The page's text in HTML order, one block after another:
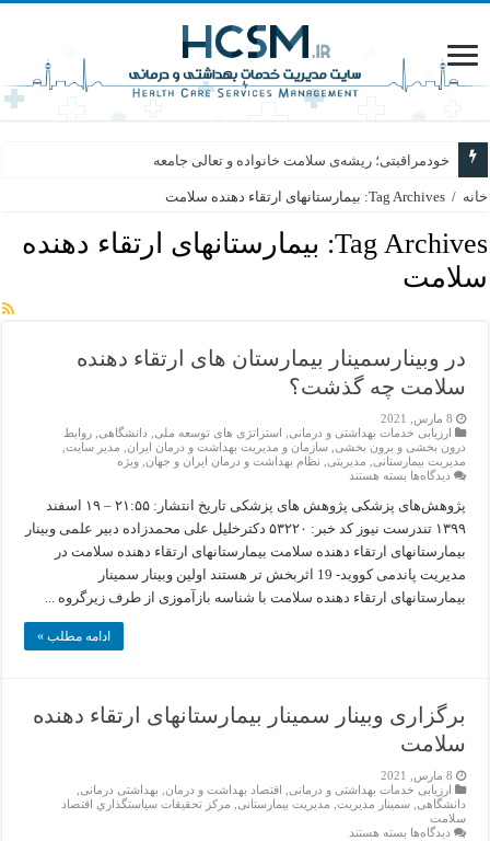
خودمراقبتی؛ ریشه‌ی سلامت خانواده و تعالی جامعه
خانه / Tag Archives: بیمارستانهای ارتقاء دهنده سلامت
Tag Archives: بیمارستانهای ارتقاء دهنده
سلامت
در وبینارسمینار بیمارستان های ارتقاء دهنده
سلامت چه گذشت؟
8 مارس, 2021
ارزیابی خدمات بهداشتی و درمانی
استراتژی های توسعه ملی دانشگاهی ,روابط
درون بخشی و برون بخشی ,سازمان و مدیریت بهداشت و درمان ایران مدیر سایت
مدیریت بیمارستانی
مدیریتی نظام بهداشت و درمان ایران و جهان ,ویژه
دیدگاه‌ها برای
وبینارسمینار
بیمارستان
های
ارتقاء
دهنده
سلامت
گذشت؟
بسته هستند
پژوهش‌های پزشکی پژوهش های پزشکی تاریخ انتشار: ۲۱:۵۵ – ۱۹ اسفند
۱۳۹۹ تندرست نیوز کد خبر: ۵۳۲۲۰ دکترخلیل علی محمدزاده دبیر علمی وبینار
بیمارستانهای ارتقاء دهنده سلامت بیمارستانهای ارتقاء دهنده سلامت در
مدیریت پاندمی کووید- 19 اثربخش تر هستند اولین وبینار سمینار
بیمارستانهای ارتقاء دهنده سلامت با شناسه بازآموزی از طرف زیرگروه ...
ادامه مطلب »
برگزاری وبینار سمینار بیمارستانهای ارتقاء دهنده
سلامت
8 مارس, 2021
ارزیابی خدمات بهداشتی و درمانی
اقتصاد بهداشت و درمان بهداشتی درمانی
دانشگاهی ,سمینار مدیریت مدیریت بیمارستانی
مركز تحقيقات سياستگذاري اقتصاد
سلامت
دیدگاه‌ها برای
بسته هستند